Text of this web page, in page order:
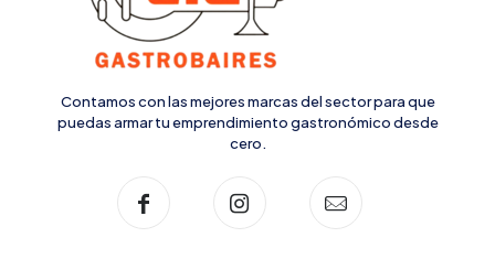
Contamos con las mejores marcas del sector para que
puedas armar tu emprendimiento gastronómico desde
cero.